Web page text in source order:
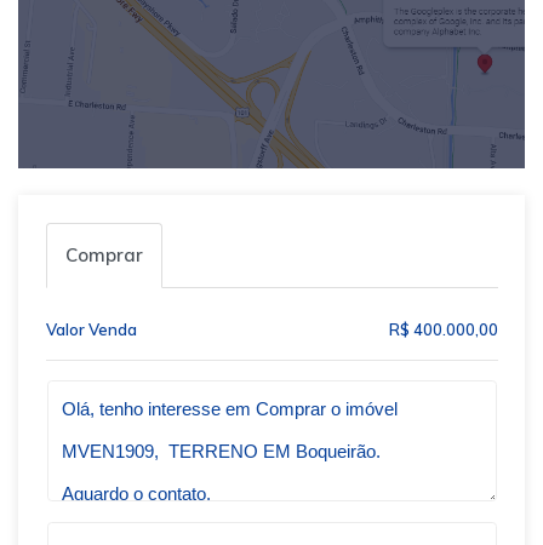
Comprar
Valor Venda R$ 400.000,00